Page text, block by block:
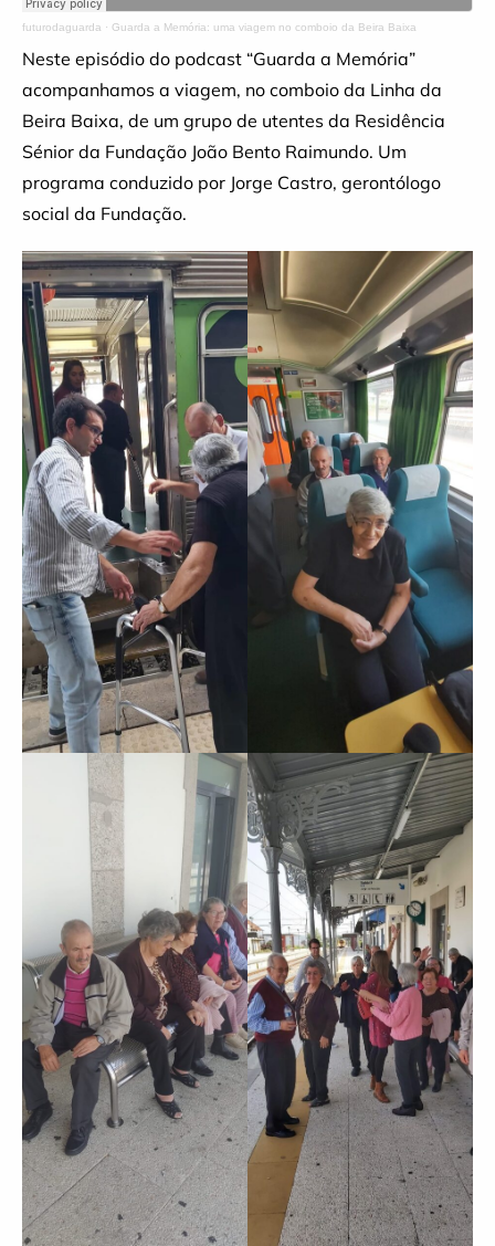
futurodaguarda · Guarda a Memória: uma viagem no comboio da Beira Baixa
Neste episódio do podcast “Guarda a Memória”
acompanhamos a viagem, no comboio da Linha da
Beira Baixa, de um grupo de utentes da Residência
Sénior da Fundação João Bento Raimundo. Um
programa conduzido por Jorge Castro, gerontólogo
social da Fundação.